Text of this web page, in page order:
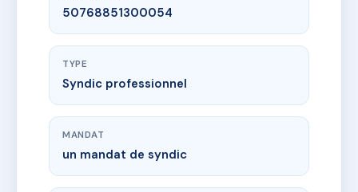
50768851300054
TYPE
Syndic professionnel
MANDAT
un mandat de syndic